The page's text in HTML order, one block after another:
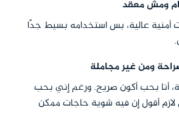
أمنية عالية، بس استخدامه بسيط جدًا
ومن غير مجاملة
أنا بحب أكون صريح. ورغم إني بحب
أقول إن فيه شوية حاجات ممكن